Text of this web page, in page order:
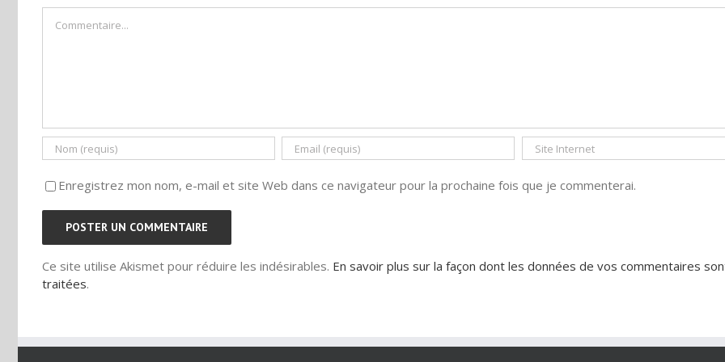
Enregistrez mon nom, e-mail et site Web dans ce navigateur pour la prochaine fois que je commenterai.
Ce site utilise Akismet pour réduire les indésirables. En savoir plus sur la façon dont les données de vos commentaires
traitées.